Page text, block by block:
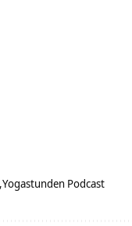
Yogastunden Podcast